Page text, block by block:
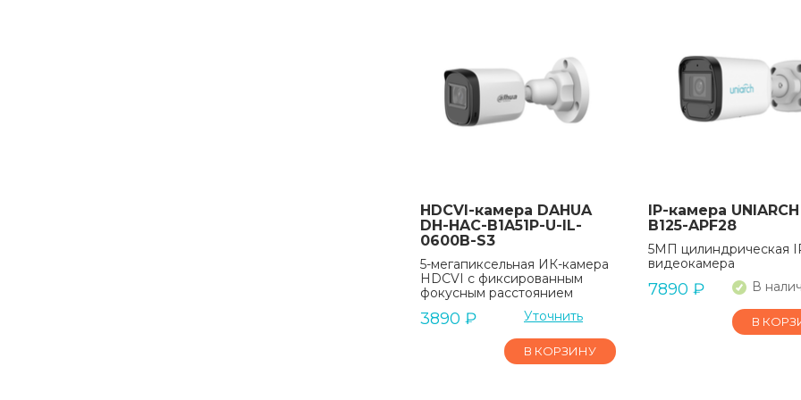
HDCVI-камера DAHUA
DH-HAC-B1A51P-U-IL-
0600B-S3
5-мегапиксельная ИК-камера
HDCVI с фиксированным
фокусным расстоянием
3890 ₽ Уточнить
В КОРЗИНУ
IP-камера
B125-APF28
5МП цилиндрическая
видеокамера
7890 ₽ В
В